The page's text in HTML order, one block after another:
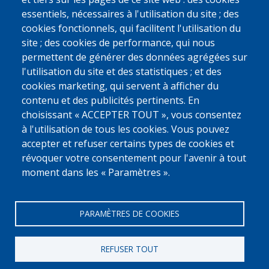
politique de confidentialité.)
CAPTCHA
Math
question (7 +
9 =)
Solve this simple math problem and enter the result. E.g. for 1+3,
enter 4.
Cette question sert à vérifier si vous êtes un visiteur humain ou non
afin d'éviter les soumissions automatisées de pourriel.
essentiels, nécessaires à l'utilisation du site ; des
cookies fonctionnels, qui facilitent l'utilisation du
site ; des cookies de performance, qui nous
permettent de générer des données agrégées sur
l'utilisation du site et des statistiques ; et des
cookies marketing, qui servent à afficher du
contenu et des publicités pertinents. En
choisissant « ACCEPTER TOUT », vous consentez
à l'utilisation de tous les cookies. Vous pouvez
accepter et refuser certains types de cookies et
révoquer votre consentement pour l'avenir à tout
moment dans les « Paramètres ».
PARAMÈTRES DE COOKIES
REFUSER TOUT